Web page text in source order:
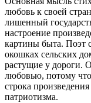
любовь к своей
лишенный
настроение
картины быта. Поэт
окошках сельских
растущие у дороги.
любовью, потому
строка
патриотизма.